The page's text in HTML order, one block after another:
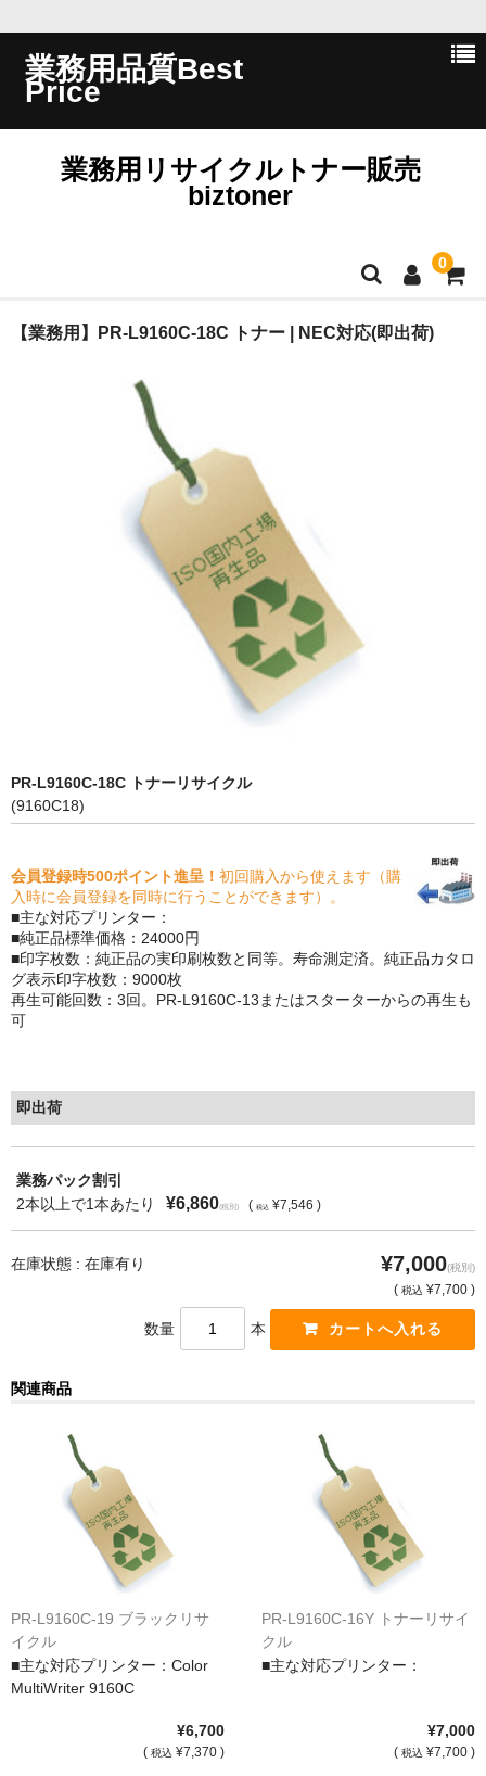
業務用品質Best
Price
業務用リサイクルトナー販売
biztoner
0
ホーム
特定商取引法に基づく表示
貴社都合返品
購入ガイド
トナーの種類と比較
トナー再生の流れ
もっと安い販売店があります。何が違うのですか？
リサイクルトナーの評価
リサイクルトナーの選び方
リサイクルトナーを使える会社、使えない会社
対応プリンターメーカー
見積書発行依頼
サイトマップ
【業務用】PR-L9160C-18C トナー | NEC対応(即出荷)
PR-L9160C-18C トナーリサイクル
(9160C18)
会員登録時500ポイント進呈！ 初回購入から使えます（購
入時に会員登録を同時に行うことができます）。
■主な対応プリンター：
■純正品標準価格：24000円
■印字枚数：純正品の実印刷枚数と同等。寿命測定済。純正品カタロ
グ表示印字枚数：9000枚
再生可能回数：3回。PR-L9160C-13またはスターターからの再生も
可
即出荷
業務パック割引
2本以上で1本あたり
¥6,860(税別) ( 税込 ¥7,546 )
在庫状態 : 在庫有り ¥7,000(税別)
( 税込 ¥7,700 )
数量 本
関連商品
PR-L9160C-19 ブラックリサ
イクル
■主な対応プリンター：Color
MultiWriter 9160C
¥6,700
( 税込 ¥7,370 )
PR-L9160C-16Y トナーリサイ
クル
■主な対応プリンター：
¥7,000
( 税込 ¥7,700 )